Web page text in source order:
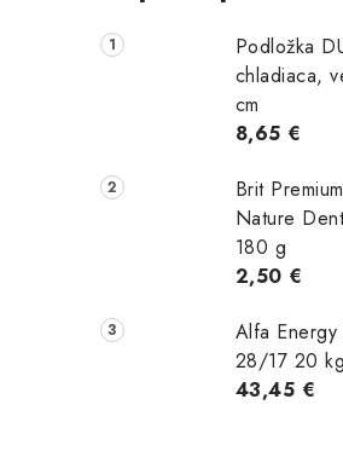
Podložka
chladiaca,
cm
8,65 €
Brit
Nature
180 g
2,50 €
Alfa
28/17 20 kg
43,45 €